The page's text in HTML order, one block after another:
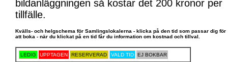
bildanläggningen så kostar det 200 kronor per
tillfälle.
Kvälls- och helgschema för Samlingslokalerna - klicka på den tid som passar dig för
att boka - när du klickat på en tid får du information om kostnad och tillval.
LEDIG UPPTAGEN RESERVERAD VALD TID EJ BOKBAR